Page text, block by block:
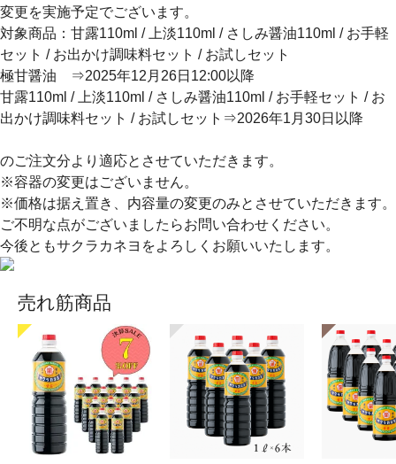
変更を実施予定でございます。
対象商品：甘露110ml / 上淡110ml / さしみ醤油110ml / お手軽
セット / お出かけ調味料セット / お試しセット
極甘醤油
⇒2025年12月26日12:00以降
甘露110ml / 上淡110ml / さしみ醤油110ml / お手軽セット / お
出かけ調味料セット / お試しセット ⇒2026年1月30日以降
のご注文分より適応とさせていただきます。
※容器の変更はございません。
※価格は据え置き、内容量の変更のみとさせていただきます。
ご不明な点がございましたらお問い合わせください。
今後ともサクラカネヨをよろしくお願いいたします。
売れ筋商品